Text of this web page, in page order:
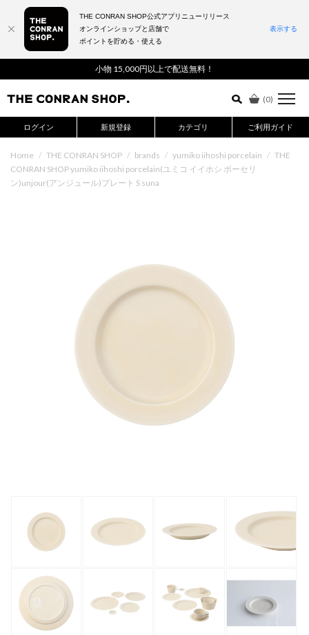
小物 15,000円以上で配送無料！
(0)
ログイン 新規登録 カテゴリ ご利用ガイド
詳細検索はこちら
Home / THE CONRAN SHOP / brands / yumiko iihoshi porcelain / THE
CONRAN SHOP yumiko iihoshi porcelain(ユミコ イイホシ ポーセリ
ン)unjour(アンジュール)プレート S suna
THE CONRAN SHOP公式アプリニューリリース
オンラインショップと店舗で
ポイントを貯める・使える
表示する